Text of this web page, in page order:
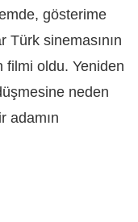
gösterime
Türk sinemasının
filmi oldu. Yeniden
neden
adamın